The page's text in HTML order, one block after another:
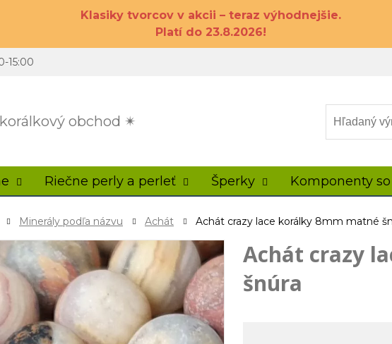
Klasiky tvorcov v akcii – teraz výhodnejšie.
Platí do 23.8.2026!
obchod ✴
15:00
Riečne perly a perleť Šperky Komponenty
Minerály podľa názvu Achát Achát crazy lace korálky 8mm matné
Achát crazy
šnúra